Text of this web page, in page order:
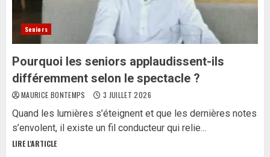
Seniors
Pourquoi les seniors applaudissent-ils
différemment selon le spectacle ?
MAURICE BONTEMPS 3 JUILLET 2026
Quand les lumières s’éteignent et que les dernières notes
s’envolent, il existe un fil conducteur qui relie...
LIRE L'ARTICLE